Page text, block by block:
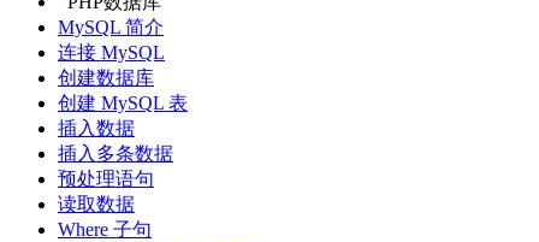
MySQL 简介
连接 MySQL
创建数据库
创建 MySQL 表
插入数据
插入多条数据
预处理语句
读取数据
Where 子句